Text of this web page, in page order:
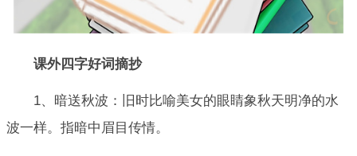
课外四字好词摘抄
1、暗送秋波：旧时比喻美女的眼睛象秋天明净的水
波一样。指暗中眉目传情。